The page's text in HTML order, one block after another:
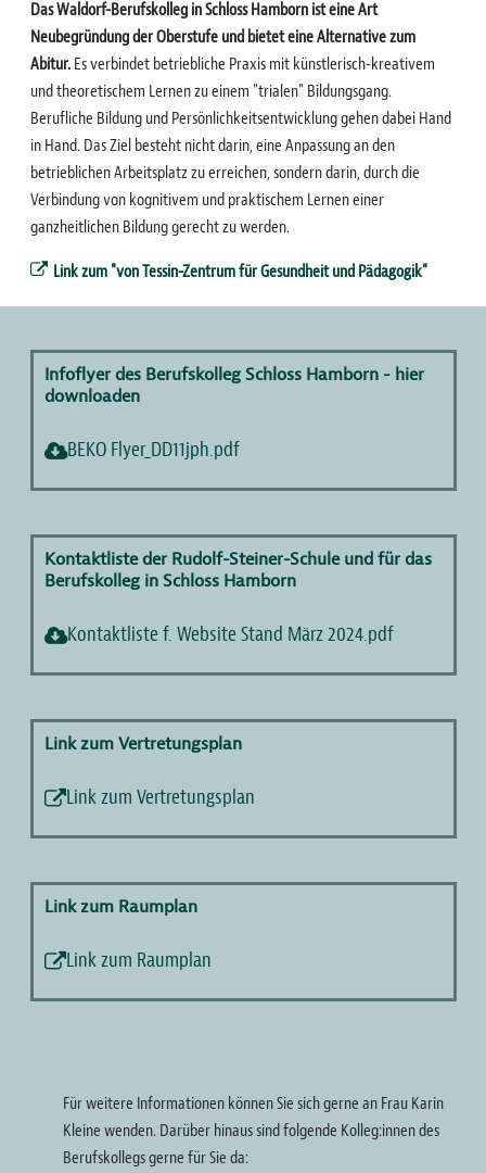
Das Waldorf-Berufskolleg in Schloss Hamborn ist eine Art
Neubegründung der Oberstufe und bietet eine Alternative zum
Abitur. Es verbindet betriebliche Praxis mit künstlerisch-kreativem
und theoretischem Lernen zu einem "trialen" Bildungsgang.
Berufliche Bildung und Persönlichkeitsentwicklung gehen dabei Hand
in Hand. Das Ziel besteht nicht darin, eine Anpassung an den
betrieblichen Arbeitsplatz zu erreichen, sondern darin, durch die
Verbindung von kognitivem und praktischem Lernen einer
ganzheitlichen Bildung gerecht zu werden.
Link zum "von Tessin-Zentrum für Gesundheit und Pädagogik"
Infoflyer des Berufskolleg Schloss Hamborn - hier
downloaden
BEKO Flyer_DD11jph.pdf
Kontaktliste der Rudolf-Steiner-Schule und für das
Berufskolleg in Schloss Hamborn
Kontaktliste f. Website Stand März 2024.pdf
Link zum Vertretungsplan
Link zum Vertretungsplan
Link zum Raumplan
Link zum Raumplan
Für weitere Informationen können Sie sich gerne an Frau Karin
Kleine wenden. Darüber hinaus sind folgende Kolleg:innen des
Berufskollegs gerne für Sie da: